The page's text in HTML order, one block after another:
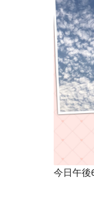
今日午後